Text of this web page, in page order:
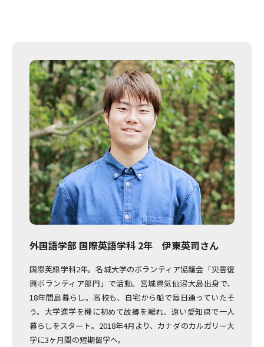
外国語学部 国際英語学科 2年 伊東英司さん
国際英語学科2年。名城大学のボランティア協議会「災害復
興ボランティア部門」で活動。宮城県気仙沼大島出身で、
18年間島暮らし。高校も、自宅から船で毎日通っていたそ
う。大学進学を機に初めて故郷を離れ、遠い愛知県で一人
暮らしをスタート。2018年4月より、カナダのカルガリー大
学に3ヶ月間の短期留学へ。